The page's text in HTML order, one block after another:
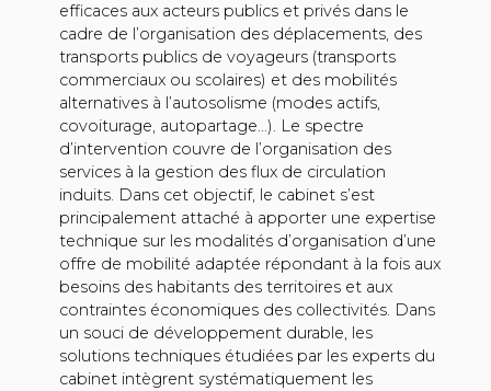
efficaces aux acteurs publics et privés dans le
cadre de l’organisation des déplacements, des
transports publics de voyageurs (transports
commerciaux ou scolaires) et des mobilités
alternatives à l’autosolisme (modes actifs,
covoiturage, autopartage…). Le spectre
d’intervention couvre de l’organisation des
services à la gestion des flux de circulation
induits. Dans cet objectif, le cabinet s’est
principalement attaché à apporter une expertise
technique sur les modalités d’organisation d’une
offre de mobilité adaptée répondant à la fois aux
besoins des habitants des territoires et aux
contraintes économiques des collectivités. Dans
un souci de développement durable, les
solutions techniques étudiées par les experts du
cabinet intègrent systématiquement les